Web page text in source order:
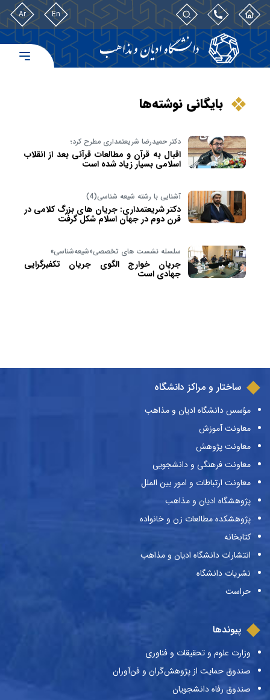
En
Ar
بایگانی نوشته‌ها
دکتر حمیدرضا شریعتمداری مطرح کرد؛
اقبال به قرآن و مطالعات قرآنی بعد از انقلاب
اسلامی بسیار زیاد شده است
آشنایی با رشته شیعه شناسی(4)
دکتر شریعتمداری: جریان های بزرگ کلامی در
قرن دوم در جهان اسلام شکل گرفت
سلسله نشست‌ های تخصصی«شیعه‌شناسی»
جریان خوارج الگوی جریان تکفیرگرایی
جهادی است
ساختار و مراکز دانشگاه
مؤسس دانشگاه ادیان و مذاهب
معاونت آموزش
معاونت پژوهش
معاونت فرهنگی و دانشجویی
معاونت ارتباطات و امور بین الملل
پژوهشگاه ادیان و مذاهب
پژوهشکده مطالعات زن و خانواده
کتابخانه
انتشارات دانشگاه ادیان و مذاهب
نشریات دانشگاه
حراست
پیوندها
وزارت علوم و تحقیقات و فناوری
صندوق حمایت از پژوهش‌گران و فن‌آوران
صندوق رفاه دانشجویان